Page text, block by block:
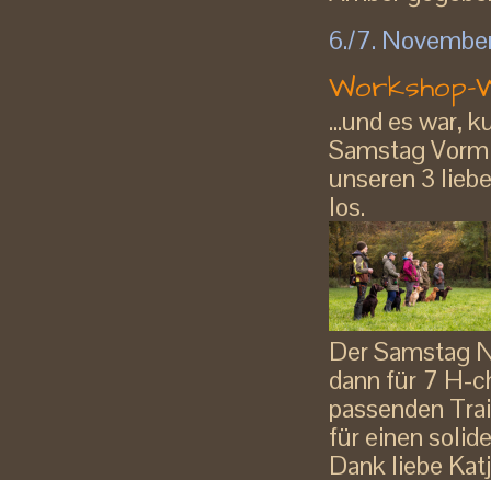
6./7.
Workshop-
...und es war,
Samstag
unseren 3
los.
Der Samstag
dann für 7 H-
passenden
für einen
Dank liebe